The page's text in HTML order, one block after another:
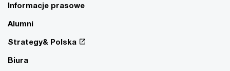
Informacje prasowe
Alumni
Strategy& Polska
Biura